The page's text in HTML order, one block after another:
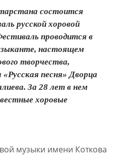
состоится
русской хоровой
проводится в
настоящем
творчества,
песня» Дворца
За 28 лет в нем
хоровые